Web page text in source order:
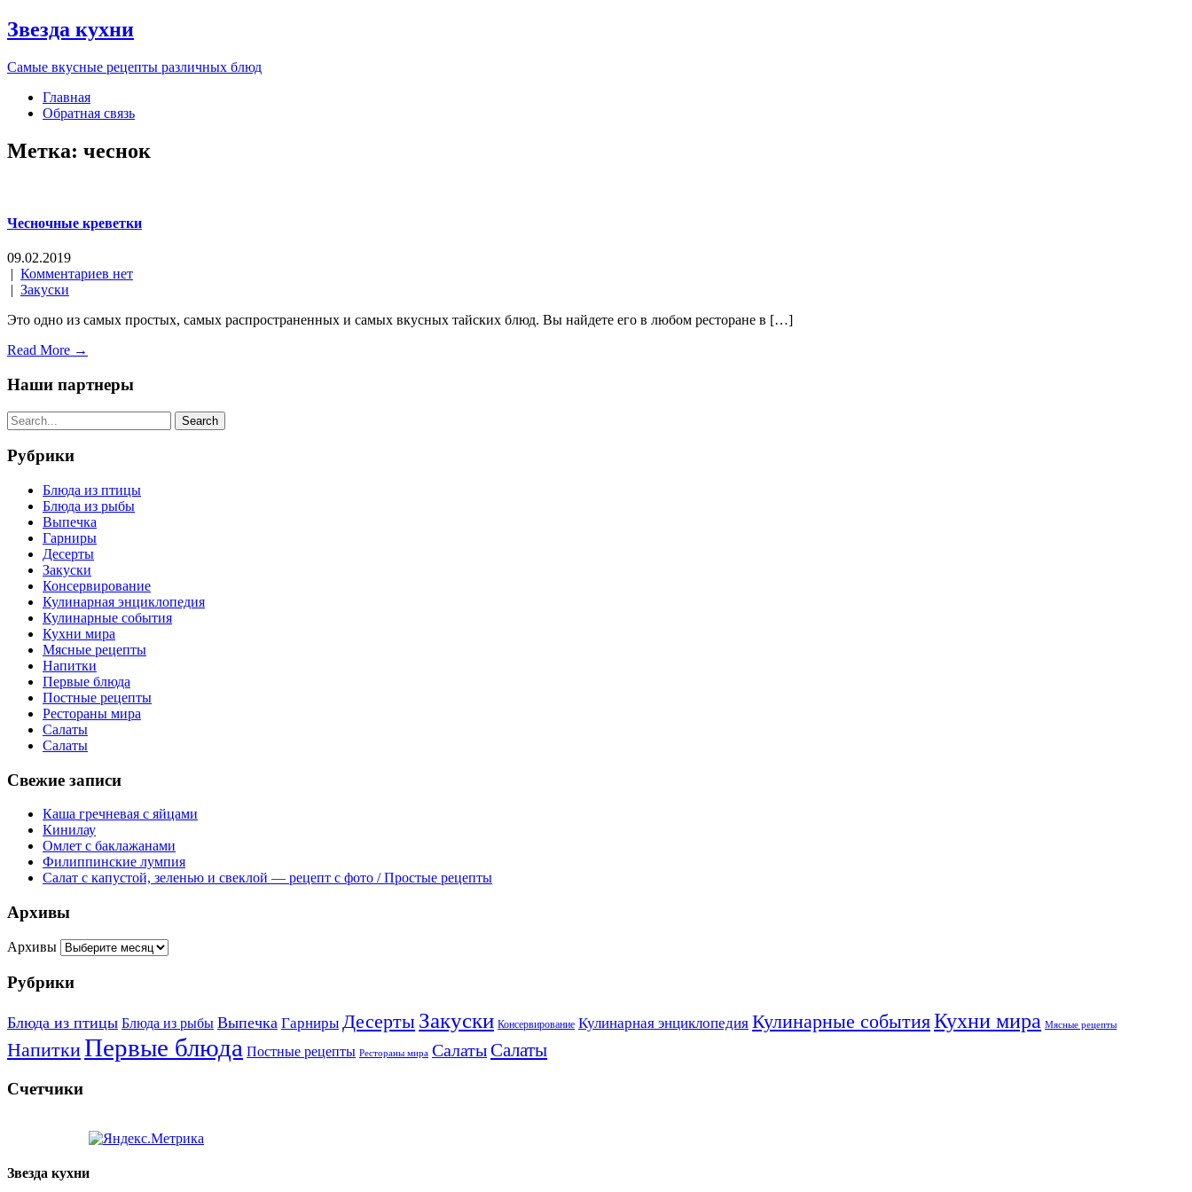
Звезда кухни
Самые вкусные рецепты различных блюд
Главная
Обратная связь
Метка: чеснок
Чесночные креветки
09.02.2019
| Комментариев нет
| Закуски
Это одно из самых простых, самых распространенных и самых вкусных тайских блюд. Вы найдете его в любом ресторане в […]
Read More →
Наши партнеры
Рубрики
Блюда из птицы
Блюда из рыбы
Выпечка
Гарниры
Десерты
Закуски
Консервирование
Кулинарная энциклопедия
Кулинарные события
Кухни мира
Мясные рецепты
Напитки
Первые блюда
Постные рецепты
Рестораны мира
Салаты
Салаты
Свежие записи
Каша гречневая с яйцами
Кинилау
Омлет с баклажанами
Филиппинские лумпия
Салат с капустой, зеленью и свеклой — рецепт с фото / Простые рецепты
Архивы
Архивы
Рубрики
Блюда из птицы Блюда из рыбы Выпечка Гарниры Десерты Закуски Консервирование Кулинарная энциклопедия Кулинарные событияКухни мира Мясные рецепты
НапиткиПервые блюда Постные рецепты Рестораны мира СалатыСалаты
Счетчики
Звезда кухни